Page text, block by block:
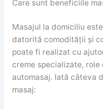
Care sunt beneficiile
Masajul la domiciliu
datorită comodității și
poate fi realizat cu
creme specializate, role
automasaj. Iată câteva
masaj: